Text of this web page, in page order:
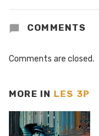
COMMENTS
Comments are closed.
MORE IN LES 3P